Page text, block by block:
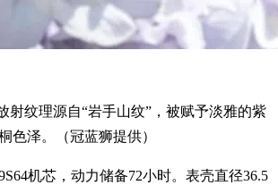
射纹理源自“岩手山纹”，被赋予淡雅的紫
色泽。（冠蓝狮提供）
机芯，动力储备72小时。表壳直径36.5